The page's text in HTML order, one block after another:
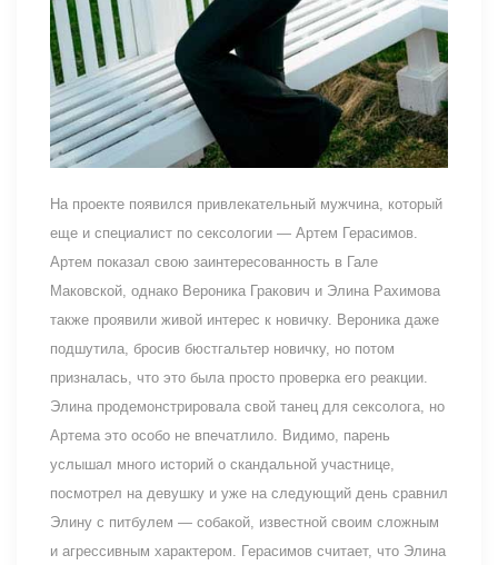
На проекте появился привлекательный мужчина, который
еще и специалист по сексологии — Артем Герасимов.
Артем показал свою заинтересованность в Гале
Маковской, однако Вероника Гракович и Элина Рахимова
также проявили живой интерес к новичку. Вероника даже
подшутила, бросив бюстгальтер новичку, но потом
призналась, что это была просто проверка его реакции.
Элина продемонстрировала свой танец для сексолога, но
Артема это особо не впечатлило. Видимо, парень
услышал много историй о скандальной участнице,
посмотрел на девушку и уже на следующий день сравнил
Элину с питбулем — собакой, известной своим сложным
и агрессивным характером. Герасимов считает, что Элина